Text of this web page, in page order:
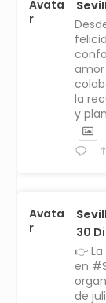
Avata
r
la
y
Avata
r
30
👉
en
de